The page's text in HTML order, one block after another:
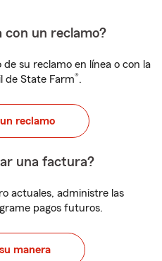
con un reclamo?
de su reclamo en línea o con la
de State Farm®.
reclamo
una factura?
actuales, administre las
pagos futuros.
manera